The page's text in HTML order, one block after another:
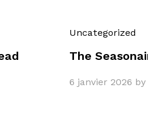
Uncategorized
The
6 janvier 2026 by